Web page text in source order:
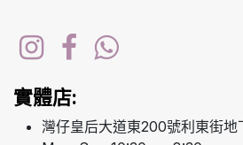
實體店:
灣仔皇后大道東200號利東街